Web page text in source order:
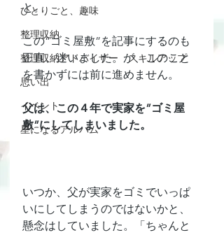
ひとりごと、趣味
整理収納
整理収納アドバイザー スキルアップ
思い出
イベント
星になるアルバム
と。
この”ゴミ屋敷”を記事にするのも
正直、迷いました。が、このこと
を書かずには前に進めません。
父は、この４年で実家を”ゴミ屋
敷”にしてしまいました。
いつか、父が実家をゴミでいっぱ
いにしてしまうのではないかと、
懸念はしていました。「ちゃんと